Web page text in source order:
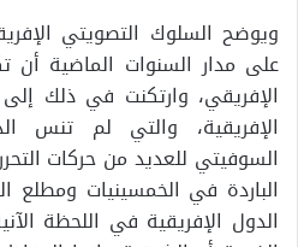
ويوضح السلوك التصويتي
على مدار السنوات الماضية أن
الإفريقي، وارتكنت في ذلك إلى
الإفريقية، والتي لم تنس
السوفيتي للعديد من حركات
الباردة في الخمسينيات ومطلع
الدول الإفريقية في اللحظة